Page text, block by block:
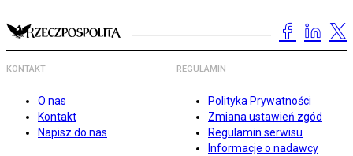
KONTAKT
O nas
Kontakt
Napisz do nas
REGULAMIN
Polityka Prywatności
Zmiana ustawień zgód
Regulamin serwisu
Informacje o nadawcy